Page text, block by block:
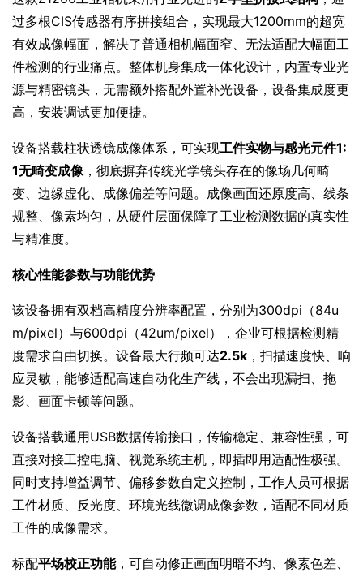
过多根CIS传感器有序拼接组合，实现最大1200mm的超宽
有效成像幅面，解决了普通相机幅面窄、无法适配大幅面工
件检测的行业痛点。整体机身集成一体化设计，内置专业光
源与精密镜头，无需额外搭配外置补光设备，设备集成度更
高，安装调试更加便捷。
设备搭载柱状透镜成像体系，可实现工件实物与感光元件1:
1无畸变成像，彻底摒弃传统光学镜头存在的像场几何畸
变、边缘虚化、成像偏差等问题。成像画面还原度高、线条
规整、像素均匀，从硬件层面保障了工业检测数据的真实性
与精准度。
核心性能参数与功能优势
该设备拥有双档高精度分辨率配置，分别为300dpi（84u
m/pixel）与600dpi（42um/pixel），企业可根据检测精
度需求自由切换。设备最大行频可达2.5k ，扫描速度快、响
应灵敏，能够适配高速自动化生产线，不会出现漏扫、拖
影、画面卡顿等问题。
设备搭载通用USB数据传输接口，传输稳定、兼容性强，可
直接对接工控电脑、视觉系统主机，即插即用适配性极强。
同时支持增益调节、偏移参数自定义控制，工作人员可根据
工件材质、反光度、环境光线微调成像参数，适配不同材质
工件的成像需求。
标配平场校正功能，可自动修正画面明暗不均、像素色差、